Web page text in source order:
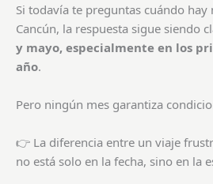
Si todavía te preguntas cuándo hay
Cancún, la respuesta sigue siendo
y mayo, especialmente en los
año.
Pero ningún mes garantiza
👉 La diferencia entre un viaje
no está solo en la fecha, sino en la